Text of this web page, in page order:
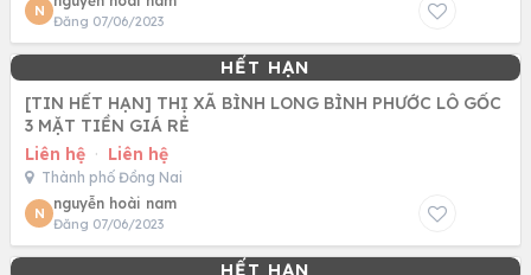
N
Đăng 07/06/2023
[TIN HẾT HẠN] THỊ XÃ BÌNH LONG BÌNH PHƯỚC LÔ GỐC
3 MẶT TIỀN GIÁ RẺ
Liên hệ · Liên hệ
Thành phố Đồng Nai
N
nguyễn hoài nam
Đăng 07/06/2023